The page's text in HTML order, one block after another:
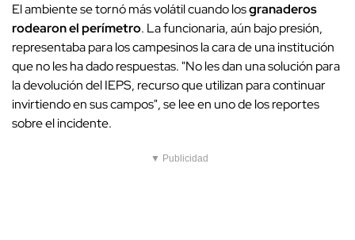
El ambiente se tornó más volátil cuando losgranaderos
rodearon el perímetro. La funcionaria, aún bajo presión,
representaba para los campesinos la cara de una institución
que no les ha dado respuestas. "No les dan una solución para
la devolución del IEPS, recurso que utilizan para continuar
invirtiendo en sus campos", se lee en uno de los reportes
sobre el incidente.
▼ Publicidad